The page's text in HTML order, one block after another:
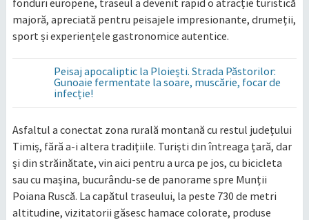
fonduri europene, traseul a devenit rapid o atracție turistică
majoră, apreciată pentru peisajele impresionante, drumeții,
sport și experiențele gastronomice autentice.
Peisaj apocaliptic la Ploiești. Strada Păstorilor:
Gunoaie fermentate la soare, muscărie, focar de
infecție!
Asfaltul a conectat zona rurală montană cu restul județului
Timiș, fără a-i altera tradițiile. Turiști din întreaga țară, dar
și din străinătate, vin aici pentru a urca pe jos, cu bicicleta
sau cu mașina, bucurându-se de panorame spre Munții
Poiana Ruscă. La capătul traseului, la peste 730 de metri
altitudine, vizitatorii găsesc hamace colorate, produse